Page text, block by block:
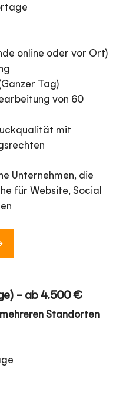
online oder vor Ort)
Tag)
von 60
mit
Unternehmen, die
für Website, Social
– ab 4.500 €
Standorten